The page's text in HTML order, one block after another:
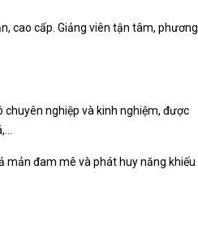
cao cấp. Giảng viên tận tâm, phương
nghiệp và kinh nghiệm, được
mản đam mê và phát huy năng khiếu